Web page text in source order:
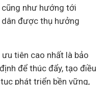
cũng như hướng tới
được thụ hưởng
tiên cao nhất là bảo
để thúc đẩy, tạo điều
phát triển bền vững,